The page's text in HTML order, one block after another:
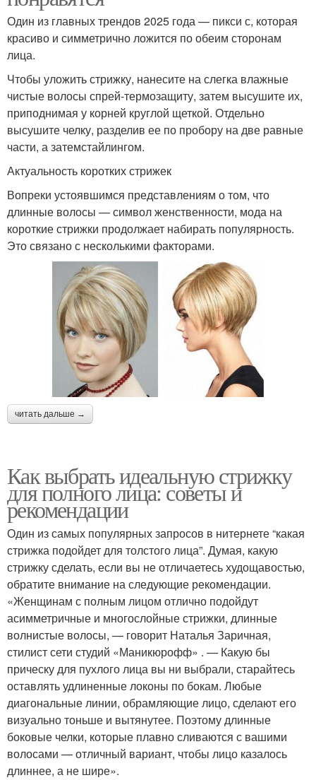
Один из главных трендов 2025 года — пикси с, которая
красиво и симметрично ложится по обеим сторонам
лица.
Чтобы уложить стрижку, нанесите на слегка влажные
чистые волосы спрей-термозащиту, затем высушите их,
приподнимая у корней круглой щеткой. Отдельно
высушите челку, разделив ее по пробору на две равные
части, а затемстайлингом.
Актуальность коротких стрижек
Вопреки устоявшимся представлениям о том, что
длинные волосы — символ женственности, мода на
короткие стрижки продолжает набирать популярность.
Это связано с несколькими факторами.
читать дальше →
Как выбрать идеальную стрижку
для полного лица: советы и
рекомендации
Один из самых популярных запросов в нитернете “какая
стрижка подойдет для толстого лица”. Думая, какую
стрижку сделать, если вы не отличаетесь худощавостью,
обратите внимание на следующие рекомендации.
«Женщинам с полным лицом отлично подойдут
асимметричные и многослойные стрижки, длинные
волнистые волосы, — говорит Наталья Заричная,
стилист сети студий «Маникюрофф» . — Какую бы
прическу для пухлого лица вы ни выбрали, старайтесь
оставлять удлиненные локоны по бокам. Любые
диагональные линии, обрамляющие лицо, сделают его
визуально тоньше и вытянутее. Поэтому длинные
боковые челки, которые плавно сливаются с вашими
волосами — отличный вариант, чтобы лицо казалось
длиннее, а не шире».